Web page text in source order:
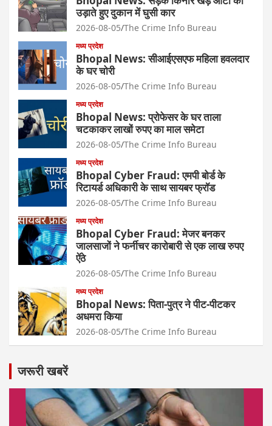
उड़ाते हुए दुकान में घुसी कार
2026-08-05 The Crime Info Bureau
मध्य प्रदेश
Bhopal News: सीआईएसएफ महिला हवलदार
के घर चोरी
2026-08-05 The Crime Info Bureau
मध्य प्रदेश
Bhopal News: प्रोफेसर के घर ताला
चटकाकर लाखों रुपए का माल समेटा
2026-08-05 The Crime Info Bureau
मध्य प्रदेश
Bhopal Cyber Fraud: एमपी बोर्ड के
रिटायर्ड अधिकारी के साथ सायबर फ्रॉड
2026-08-05 The Crime Info Bureau
मध्य प्रदेश
Bhopal Cyber Fraud: मेजर बनकर
जालसाजों ने फर्नीचर कारोबारी से एक लाख रुपए
ऐंठे
2026-08-05 The Crime Info Bureau
मध्य प्रदेश
Bhopal News: पिता-पुत्र ने पीट-पीटकर
अधमरा किया
2026-08-05 The Crime Info Bureau
जरूरी खबरें